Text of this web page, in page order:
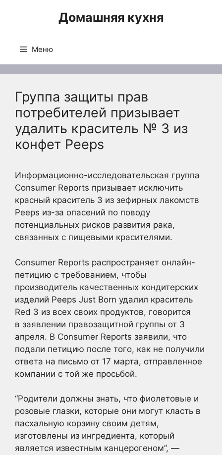
Домашняя кухня
Меню
Группа защиты прав
потребителей призывает
удалить краситель № 3 из
конфет Peeps
Информационно-исследовательская группа
Consumer Reports призывает исключить
красный краситель 3 из зефирных лакомств
Peeps из-за опасений по поводу
потенциальных рисков развития рака,
связанных с пищевыми красителями.
Consumer Reports распространяет онлайн-
петицию с требованием, чтобы
производитель качественных кондитерских
изделий Peeps Just Born удалил краситель
Red 3 из всех своих продуктов, говорится
в заявлении правозащитной группы от 3
апреля. В Consumer Reports заявили, что
подали петицию после того, как не получили
ответа на письмо от 17 марта, отправленное
компании с той же просьбой.
“Родители должны знать, что фиолетовые и
розовые глазки, которые они могут класть в
пасхальную корзину своим детям,
изготовлены из ингредиента, который
является известным канцерогеном”, —